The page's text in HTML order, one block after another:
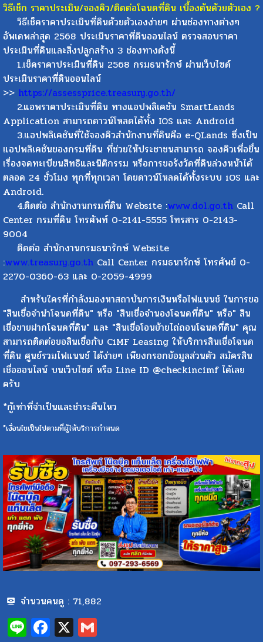
วิธีเช็ก ราคาประเมิน/จองคิว/ติดต่อโฉนดที่ดิน เบื้องต้นด้วยตัวเอง ?
วิธีเช็คราคาประเมินที่ดินด้วยตัวเองง่ายๆ ผ่านช่องทางต่างๆ
อัพเดพล่าสุด 2568 ประเมินราคาที่ดินออนไลน์ ตรวจสอบราคา
ประเมินที่ดินและสิ่งปลูกสร้าง 3 ช่องทางดังนี้
1.เช็คราคาประเมินที่ดิน 2568 กรมธนารักษ์ ผ่านเว็บไซด์
ประเมินราคาที่ดินออนไลน์
>> https://assessprice.treasury.go.th/
2.แอพราคาประเมินที่ดิน ทางแอปพลิเคชัน SmartLands
Application สามารถดาวน์โหลดได้ทั้ง IOS และ Android
3.แอปพลิเคชันที่ใช้จองคิวสำนักงานที่ดินคือ e-QLands ซึ่งเป็น
แอปพลิเคชันของกรมที่ดิน ที่ช่วยให้ประชาชนสามารถ จองคิวเพื่อยื่น
เรื่องจดทะเบียนสิทธิและนิติกรรม หรือการขอรังวัดที่ดินล่วงหน้าได้
ตลอด 24 ชั่วโมง ทุกที่ทุกเวลา โดยดาวน์โหลดได้ทั้งระบบ iOS และ
Android.
4.ติดต่อ สำนักงานกรมที่ดิน Website :www.dol.go.th Call
Center กรมที่ดิน โทรศัพท์ 0-2141-5555 โทรสาร 0-2143-
9004
ติดต่อ สำนักงานกรมธนารักษ์ Website
:www.treasury.go.th Call Center กรมธนารักษ์ โทรศัพย์ 0-
2270-0360-63 และ 0-2059-4999
สำหรับใครที่กำลังมองหาสถาบันการเงินหรือไฟแนนช์ ในการขอ
"สินเชื่อจำนำโฉนดที่ดิน" หรือ "สินเชื่อจำนองโฉนดที่ดิน" หรือ" สิน
เชื่อขายฝากโฉนดที่ดิน" และ "สินเชื่อโอนย้ายไถ่ถอนโฉนดที่ดิน" คุณ
สามารถติดต่อขอสินเชื่อกับ CiMF Leasing ให้บริการสินเชื่อโฉนด
ที่ดิน ศูนย์รวมไฟแนนช์ ได้ง่ายๆ เพียงกรอกข้อมูลส่วนตัว สมัครสิน
เชื่อออนไลน์ บนเว็บไซต์ หรือ Line ID @checkincimf ได้เลย
ครับ
*กู้เท่าที่จำเป็นและชำระคืนไหว
*เงื่อนไขเป็นไปตามที่ผู้ให้บริการกำหนด
จำนวนคนดู : 71,882
LineFacebook
X